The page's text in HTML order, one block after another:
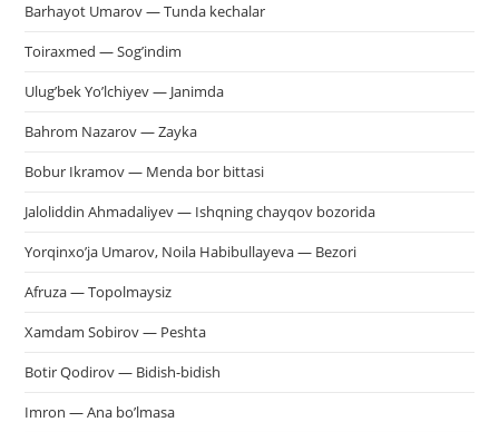
Barhayot Umarov — Tunda kechalar
Toiraxmed — Sog’indim
Ulug’bek Yo’lchiyev — Janimda
Bahrom Nazarov — Zayka
Bobur Ikramov — Menda bor bittasi
Jaloliddin Ahmadaliyev — Ishqning chayqov bozorida
Yorqinxo’ja Umarov, Noila Habibullayeva — Bezori
Afruza — Topolmaysiz
Xamdam Sobirov — Peshta
Botir Qodirov — Bidish-bidish
Imron — Ana bo’lmasa